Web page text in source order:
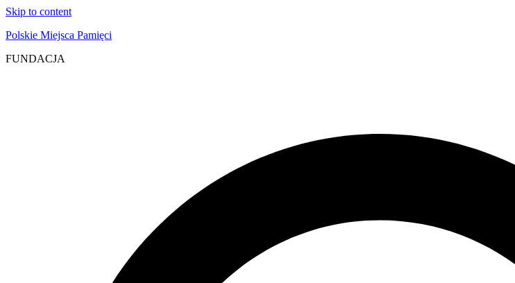
Skip to content
Polskie Miejsca Pamięci
FUNDACJA